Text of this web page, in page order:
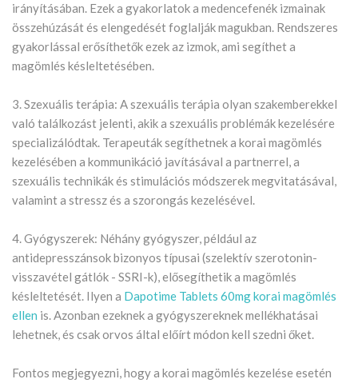
irányításában. Ezek a gyakorlatok a medencefenék izmainak
összehúzását és elengedését foglalják magukban. Rendszeres
gyakorlással erősíthetők ezek az izmok, ami segíthet a
magömlés késleltetésében.
3. Szexuális terápia: A szexuális terápia olyan szakemberekkel
való találkozást jelenti, akik a szexuális problémák kezelésére
specializálódtak. Terapeuták segíthetnek a korai magömlés
kezelésében a kommunikáció javításával a partnerrel, a
szexuális technikák és stimulációs módszerek megvitatásával,
valamint a stressz és a szorongás kezelésével.
4. Gyógyszerek: Néhány gyógyszer, például az
antidepresszánsok bizonyos típusai (szelektív szerotonin-
visszavétel gátlók - SSRI-k), elősegíthetik a magömlés
késleltetését. Ilyen a Dapotime Tablets 60mg korai magömlés
ellen is. Azonban ezeknek a gyógyszereknek mellékhatásai
lehetnek, és csak orvos által előírt módon kell szedni őket.
Fontos megjegyezni, hogy a korai magömlés kezelése esetén